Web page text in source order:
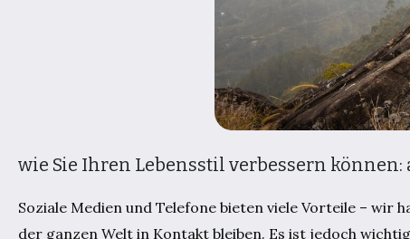
wie Sie Ihren Lebensstil verbessern
Soziale Medien und Telefone bieten viele Vorteile – wir
der ganzen Welt in Kontakt bleiben. Es ist jedoch